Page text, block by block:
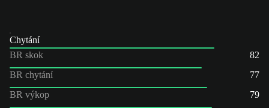
Chytání
BR skok
82
BR chytání
77
BR výkop
79